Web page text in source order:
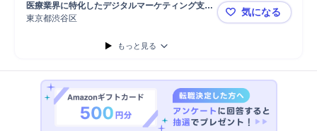
医療業界に特化したデジタルマーケティング支援
を行う企業
東京都渋谷区 週2日在宅
気になる
もっと見る